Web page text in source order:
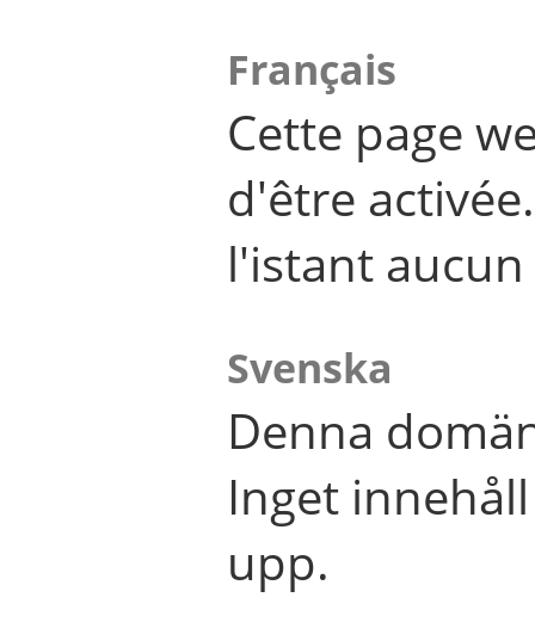
Français
Cette page
d'être
l'istant
Svenska
Denna
Inget
upp.